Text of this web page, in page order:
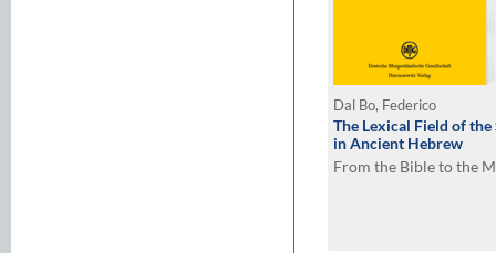
Dal Bo, Federico
The Lexical Field of
in Ancient Hebrew
From the Bible to the